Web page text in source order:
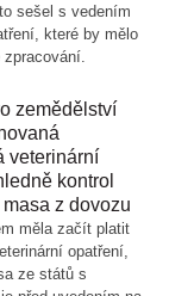
sešel s vedením
které by mělo
zemědělství
veterinární
kontrol
z dovozu
měla začít platit
opatření,
ze států s